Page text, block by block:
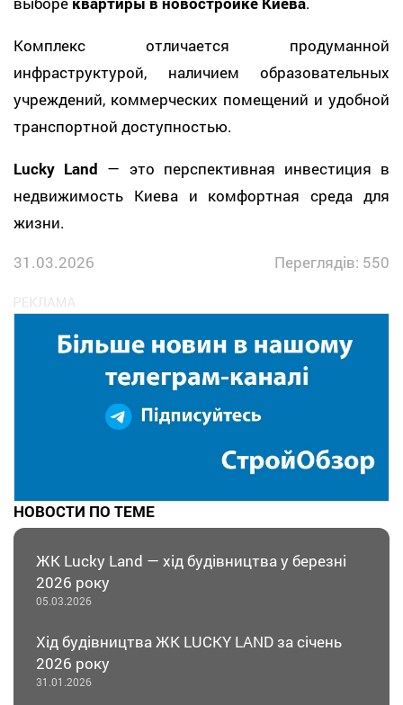
Комплекс отличается продуманной
инфраструктурой, наличием образовательных
учреждений, коммерческих помещений и удобной
транспортной доступностью.
Lucky Land — это перспективная инвестиция в
недвижимость Киева и комфортная среда для
жизни.
31.03.2026
Переглядів: 550
НОВОСТИ ПО ТЕМЕ
ЖК Lucky Land — хід будівництва у березні
2026 року
05.03.2026
Хід будівництва ЖК LUCKY LAND за січень
2026 року
31.01.2026